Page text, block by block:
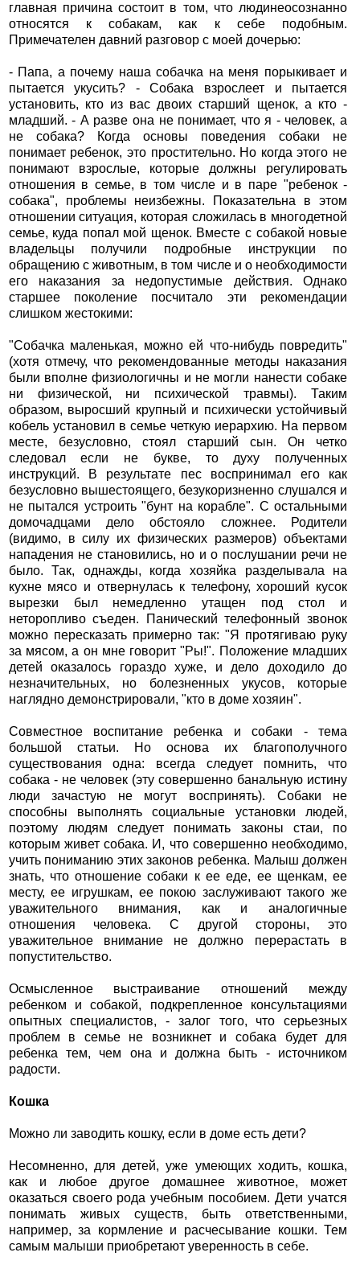
главная причина состоит в том, что людинеосознанно
относятся к собакам, как к себе подобным.
Примечателен давний разговор с моей дочерью:
- Папа, а почему наша собачка на меня порыкивает и
пытается укусить? - Собака взрослеет и пытается
установить, кто из вас двоих старший щенок, а кто -
младший. - А разве она не понимает, что я - человек, а
не собака? Когда основы поведения собаки не
понимает ребенок, это простительно. Но когда этого не
понимают взрослые, которые должны регулировать
отношения в семье, в том числе и в паре "ребенок -
собака", проблемы неизбежны. Показательна в этом
отношении ситуация, которая сложилась в многодетной
семье, куда попал мой щенок. Вместе с собакой новые
владельцы получили подробные инструкции по
обращению с животным, в том числе и о необходимости
его наказания за недопустимые действия. Однако
старшее поколение посчитало эти рекомендации
слишком жестокими:
"Собачка маленькая, можно ей что-нибудь повредить"
(хотя отмечу, что рекомендованные методы наказания
были вполне физиологичны и не могли нанести собаке
ни физической, ни психической травмы). Таким
образом, выросший крупный и психически устойчивый
кобель установил в семье четкую иерархию. На первом
месте, безусловно, стоял старший сын. Он четко
следовал если не букве, то духу полученных
инструкций. В результате пес воспринимал его как
безусловно вышестоящего, безукоризненно слушался и
не пытался устроить "бунт на корабле". С остальными
домочадцами дело обстояло сложнее. Родители
(видимо, в силу их физических размеров) объектами
нападения не становились, но и о послушании речи не
было. Так, однажды, когда хозяйка разделывала на
кухне мясо и отвернулась к телефону, хороший кусок
вырезки был немедленно утащен под стол и
неторопливо съеден. Панический телефонный звонок
можно пересказать примерно так: "Я протягиваю руку
за мясом, а он мне говорит "Ры!". Положение младших
детей оказалось гораздо хуже, и дело доходило до
незначительных, но болезненных укусов, которые
наглядно демонстрировали, "кто в доме хозяин".
Совместное воспитание ребенка и собаки - тема
большой статьи. Но основа их благополучного
существования одна: всегда следует помнить, что
собака - не человек (эту совершенно банальную истину
люди зачастую не могут воспринять). Собаки не
способны выполнять социальные установки людей,
поэтому людям следует понимать законы стаи, по
которым живет собака. И, что совершенно необходимо,
учить пониманию этих законов ребенка. Малыш должен
знать, что отношение собаки к ее еде, ее щенкам, ее
месту, ее игрушкам, ее покою заслуживают такого же
уважительного внимания, как и аналогичные
отношения человека. С другой стороны, это
уважительное внимание не должно перерастать в
попустительство.
Осмысленное выстраивание отношений между
ребенком и собакой, подкрепленное консультациями
опытных специалистов, - залог того, что серьезных
проблем в семье не возникнет и собака будет для
ребенка тем, чем она и должна быть - источником
радости.
Кошка
Можно ли заводить кошку, если в доме есть дети?
Несомненно, для детей, уже умеющих ходить, кошка,
как и любое другое домашнее животное, может
оказаться своего рода учебным пособием. Дети учатся
понимать живых существ, быть ответственными,
например, за кормление и расчесывание кошки. Тем
самым малыши приобретают уверенность в себе.